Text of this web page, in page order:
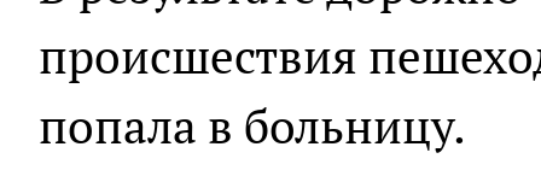
происшествия
попала в больницу.